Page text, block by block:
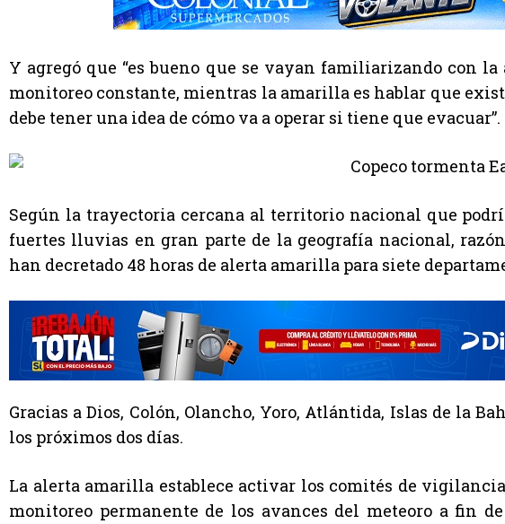
Y agregó que “es bueno que se vayan familiarizando con
monitoreo constante, mientras la amarilla es hablar que
debe tener una idea de cómo va a operar si tiene que evacuar”.
Según la trayectoria cercana al territorio nacional que
fuertes lluvias en gran parte de la geografía nacional,
han decretado 48 horas de alerta amarilla para siete
Gracias a Dios, Colón, Olancho, Yoro, Atlántida, Islas de la
los próximos dos días.
La alerta amarilla establece activar los comités de
monitoreo permanente de los avances del meteoro a fin